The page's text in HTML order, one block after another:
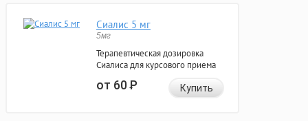
Сиалис 5 мг
5мг
Терапевтическая дозировка
Сиалиса для курсового приема
от 60Р Купить